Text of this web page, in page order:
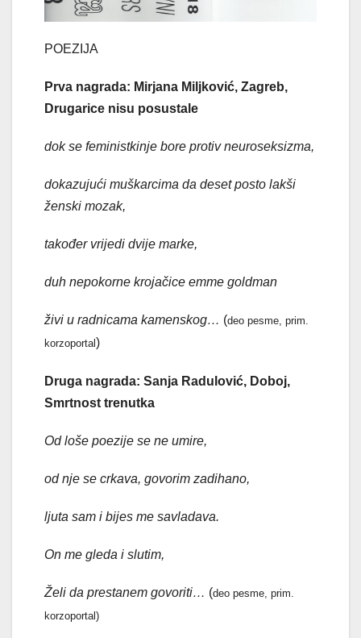
POEZIJA
Prva nagrada: Mirjana Miljković, Zagreb,
Drugarice nisu posustale
dok se feministkinje bore protiv neuroseksizma,
dokazujući muškarcima da deset posto lakši
ženski mozak,
također vrijedi dvije marke,
duh nepokorne krojačice emme goldman
živi u radnicama kamenskog… (deo pesme, prim.
korzoportal)
Druga nagrada: Sanja Radulović, Doboj,
Smrtnost trenutka
Od loše poezije se ne umire,
od nje se crkava, govorim zadihano,
ljuta sam i bijes me savladava.
On me gleda i slutim,
Želi da prestanem govoriti… (deo pesme, prim.
korzoportal)